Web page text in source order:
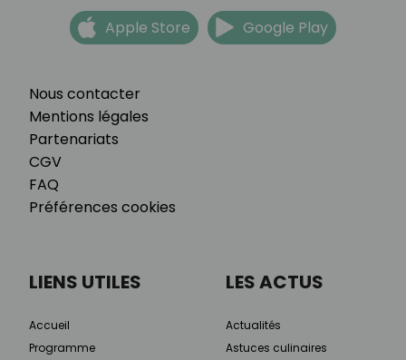
Nous contacter
Mentions légales
Partenariats
CGV
FAQ
Préférences cookies
Apple Store Google Play
LIENS UTILES
Accueil
Programme
LES ACTUS
Actualités
Astuces culinaires